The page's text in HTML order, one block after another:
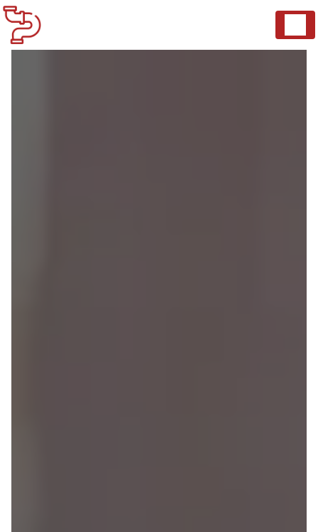
Panneau de gestion des cookies